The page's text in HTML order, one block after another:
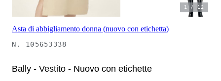
1 /12
Asta di abbigliamento donna (nuovo con etichetta)
N. 105653338
Bally - Vestito - Nuovo con etichette